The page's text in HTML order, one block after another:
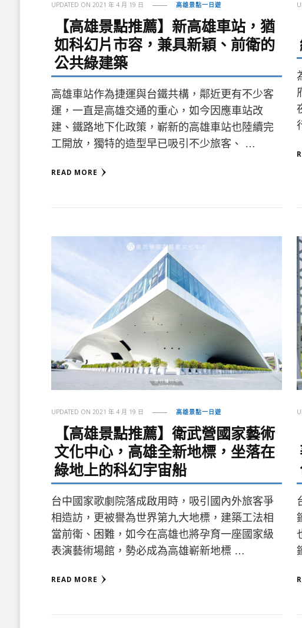
UPDATED ON2021 年 4 月 19 日 高雄景點一日遊
【高雄景點推薦】新高雄車站，猶
如科幻片市容，兼具新穎、前衛的
公共綠建築
高雄車站作為捷運與台鐵共構，鄰近更有不少客
運，一直是高雄交通的重心，如今因應車站改
建、鐵路地下化政策，嶄新的高雄車站也陸續完
工開放，獨特的造型早已吸引不少旅客、 …
READ MORE
UPDATED ON2021 年 4 月 19 日 高雄景點一日遊
【高雄景點推薦】衛武營國家藝術
文化中心，高雄全新地標，坐落在
綠地上的科幻宇宙船
台中國家歌劇院落成啟用時，吸引國內外旅客爭
相造訪，更被譽為世界第九大地標，建築工法相
當前衛、困難，如今在高雄也將孕育一座國家級
表演藝術場館，勢必成為高雄嶄新地標 …
READ MORE